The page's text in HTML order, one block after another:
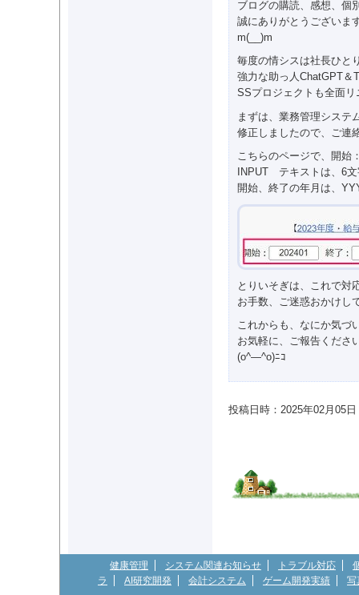
ブログの購読、感想、個
誠にありがとうございま
m(__)m
毎度の情シスは社長ひと
強力な助っ人ChatGPT＆
SSプロジェクトも全面リ
まずは、業務管理システ
修正しましたので、ご連
こちらのページで、開始
INPUT テキストは、6
開始、終了の年月は、
とりいそぎは、これで対
お手数、ご迷惑おかけし
これからも、なにか気づ
お気軽に、ご報告くださ
(o^―^o)ﾆｺ
投稿日時：2025年02月05
健康管理 システム関連お知らせ トラブル対応
ラ
AI研究開発 会計システム ゲーム開発実績 写